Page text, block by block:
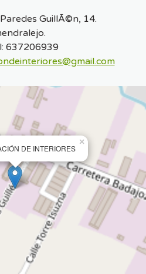
GuillÃ©n, 14.
637206939
DE INTERIORES
×